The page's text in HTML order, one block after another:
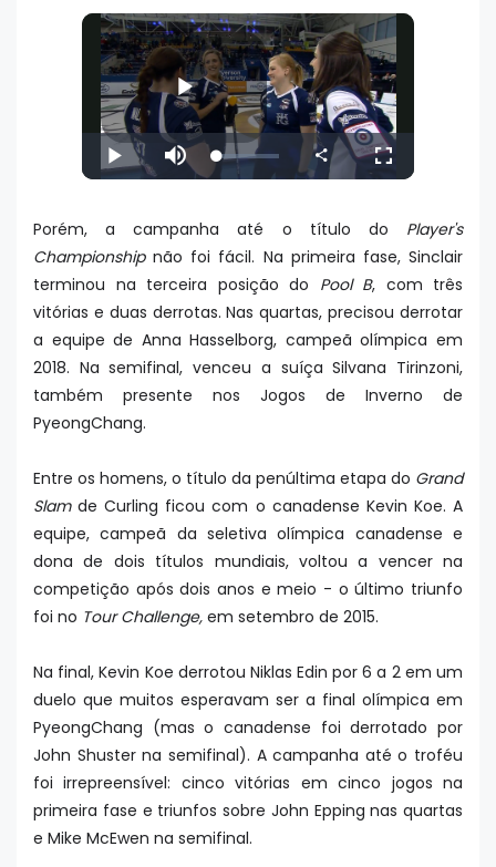
Porém, a campanha até o título do Player's
Championshipnão foi fácil. Na primeira fase, Sinclair
terminou na terceira posição do Pool B, com três
vitórias e duas derrotas. Nas quartas, precisou derrotar
a equipe de Anna Hasselborg, campeã olímpica em
2018. Na semifinal, venceu a suíça Silvana Tirinzoni,
também presente nos Jogos de Inverno de
PyeongChang.
Entre os homens, o título da penúltima etapa do Grand
Slamde Curling ficou com o canadense Kevin Koe. A
equipe, campeã da seletiva olímpica canadense e
dona de dois títulos mundiais, voltou a vencer na
competição após dois anos e meio - o último triunfo
foi no Tour Challenge, em setembro de 2015.
Na final, Kevin Koe derrotou Niklas Edin por 6 a 2 em um
duelo que muitos esperavam ser a final olímpica em
PyeongChang (mas o canadense foi derrotado por
John Shuster na semifinal). A campanha até o troféu
foi irrepreensível: cinco vitórias em cinco jogos na
primeira fase e triunfos sobre John Epping nas quartas
e Mike McEwen na semifinal.